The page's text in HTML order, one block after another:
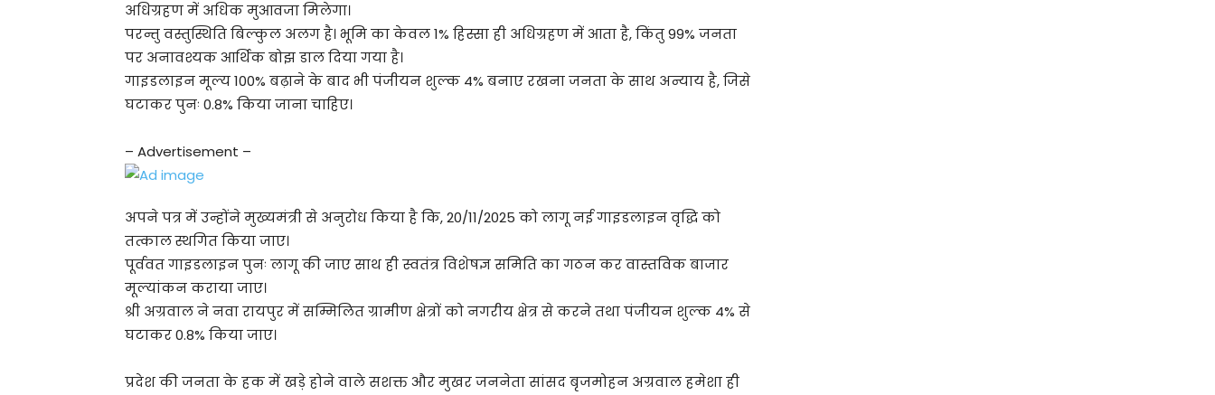
अधिग्रहण में अधिक मुआवजा मिलेगा।
परन्तु वस्तुस्थिति बिल्कुल अलग है। भूमि का केवल 1% हिस्सा ही अधिग्रहण में आता है, किंतु 99% जनता
पर अनावश्यक आर्थिक बोझ डाल दिया गया है।
गाइडलाइन मूल्य 100% बढ़ाने के बाद भी पंजीयन शुल्क 4% बनाए रखना जनता के साथ अन्याय है, जिसे
घटाकर पुनः 0.8% किया जाना चाहिए।
– Advertisement –
अपने पत्र में उन्होंने मुख्यमंत्री से अनुरोध किया है कि, 20/11/2025 को लागू नई गाइडलाइन वृद्धि को
तत्काल स्थगित किया जाए।
पूर्ववत गाइडलाइन पुनः लागू की जाए साथ ही स्वतंत्र विशेषज्ञ समिति का गठन कर वास्तविक बाजार
मूल्यांकन कराया जाए।
श्री अग्रवाल ने नवा रायपुर में सम्मिलित ग्रामीण क्षेत्रों को नगरीय क्षेत्र से करने तथा पंजीयन शुल्क 4% से
घटाकर 0.8% किया जाए।
प्रदेश की जनता के हक में खड़े होने वाले सशक्त और मुखर जननेता सांसद बृजमोहन अग्रवाल हमेशा ही